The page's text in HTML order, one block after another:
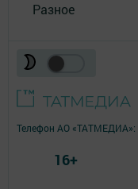
Разное
Телефон АО «ТАТМЕДИА»:
16+